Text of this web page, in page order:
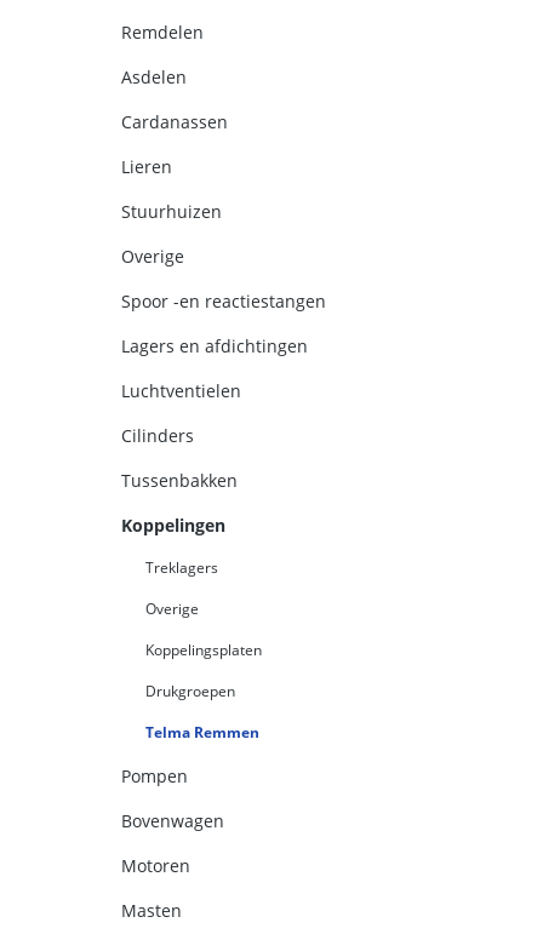
Remdelen
Asdelen
Cardanassen
Lieren
Stuurhuizen
Overige
Spoor -en reactiestangen
Lagers en afdichtingen
Luchtventielen
Cilinders
Tussenbakken
Koppelingen
Treklagers
Overige
Koppelingsplaten
Drukgroepen
Telma Remmen
Pompen
Bovenwagen
Motoren
Masten